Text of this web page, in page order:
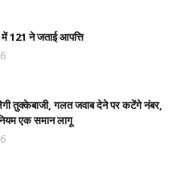
121 ने जताई आपत्ति
तुक्केबाजी, गलत जवाब देने पर कटेंगे नंबर,
एक समान लागू